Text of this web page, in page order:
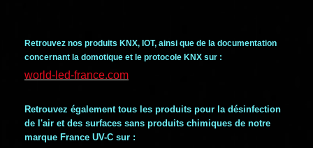
Retrouvez nos produits KNX, IOT, ainsi que de la documentation
concernant la domotique et le protocole KNX sur :
world-led-france.com
Retrouvez également tous les produits pour la désinfection
de l'air et des surfaces sans produits chimiques de notre
marque France UV-C sur :